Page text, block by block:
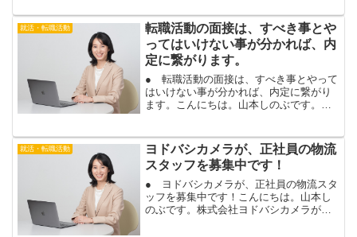
れば、合格に繋がります。...
就活・転職活動
転職活動の面接は、すべき事とや
ってはいけない事が分かれば、内
定に繋がります。
● 転職活動の面接は、すべき事とやって
はいけない事が分かれば、内定に繋がり
ます。こんにちは。山本しのぶです。あ
ために、押さえておくと良いポイント
が、いくつかあります。１...
就活・転職活動
ヨドバシカメラが、正社員の物流
スタッフを募集中です！
● ヨドバシカメラが、正社員の物流スタ
ッフを募集中です！こんにちは。山本し
のぶです。株式会社ヨドバシカメラが、